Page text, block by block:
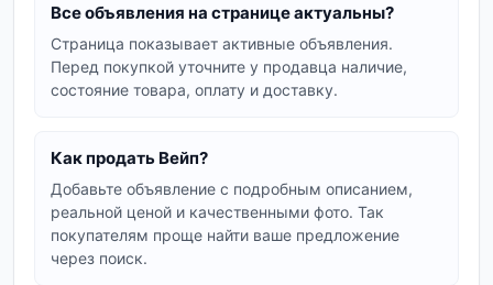
Все объявления на странице актуальны?
Страница показывает активные объявления.
Перед покупкой уточните у продавца наличие,
состояние товара, оплату и доставку.
Как продать Вейп?
Добавьте объявление с подробным описанием,
реальной ценой и качественными фото. Так
покупателям проще найти ваше предложение
через поиск.